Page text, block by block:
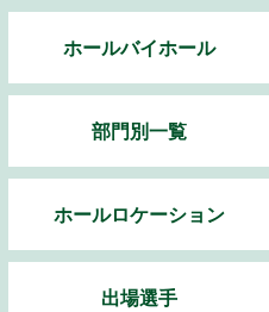
ホールバイホール
部門別一覧
ホールロケーション
出場選手